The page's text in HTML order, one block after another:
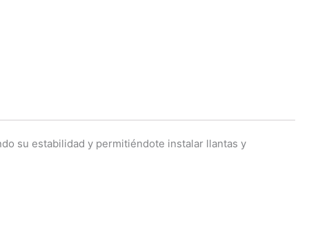
su estabilidad y permitiéndote instalar llantas y